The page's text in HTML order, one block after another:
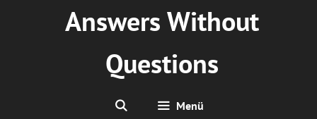
Answers Without
Questions
Menü